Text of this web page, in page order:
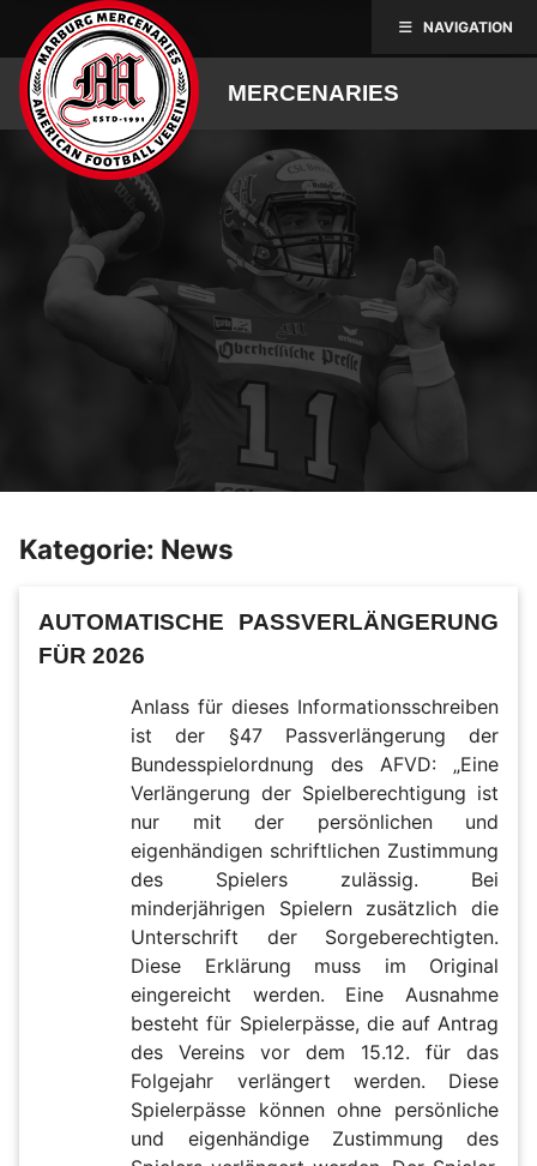
content
MERCENARIES
Kategorie: News
AUTOMATISCHE PASSVERLÄNGERUNG
FÜR 2026
Anlass für dieses Informationsschreiben
ist der §47 Passverlängerung der
Bundesspielordnung des AFVD: „Eine
Verlängerung der Spielberechtigung ist
nur mit der persönlichen und
eigenhändigen schriftlichen Zustimmung
des Spielers zulässig. Bei
minderjährigen Spielern zusätzlich die
Unterschrift der Sorgeberechtigten.
Diese Erklärung muss im Original
eingereicht werden. Eine Ausnahme
besteht für Spielerpässe, die auf Antrag
des Vereins vor dem 15.12. für das
Folgejahr verlängert werden. Diese
Spielerpässe können ohne persönliche
und eigenhändige Zustimmung des
NAVIGATION